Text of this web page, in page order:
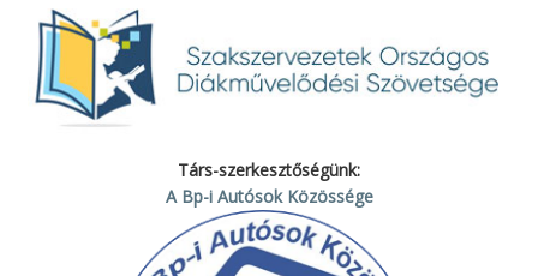
Társ-szerkesztőségünk:
A Bp-i Autósok Közössége